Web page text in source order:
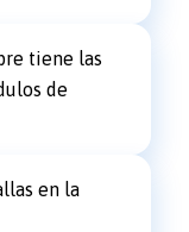
tiene las
de
en la